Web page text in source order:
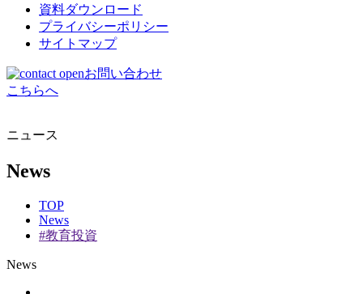
資料ダウンロード
プライバシーポリシー
サイトマップ
お問い合わせ
こちらへ
ニュース
News
TOP
News
#教育投資
News